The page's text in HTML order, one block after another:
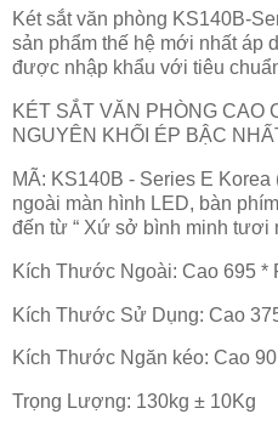
Két sắt văn phòng KS140B-
sản phẩm thế hệ mới nhất áp
được nhập khẩu với tiêu
KÉT SẮT VĂN PHÒNG CAO
NGUYÊN KHỐI ÉP BẬC
MÃ: KS140B - Series E
ngoài màn hình LED, bàn
đến từ “ Xứ sở bình minh tươi
Kích Thước Ngoài: Cao 695 *
Kích Thước Sử Dụng: Cao
Kích Thước Ngăn kéo: Cao
Trọng Lượng: 130kg ± 10Kg